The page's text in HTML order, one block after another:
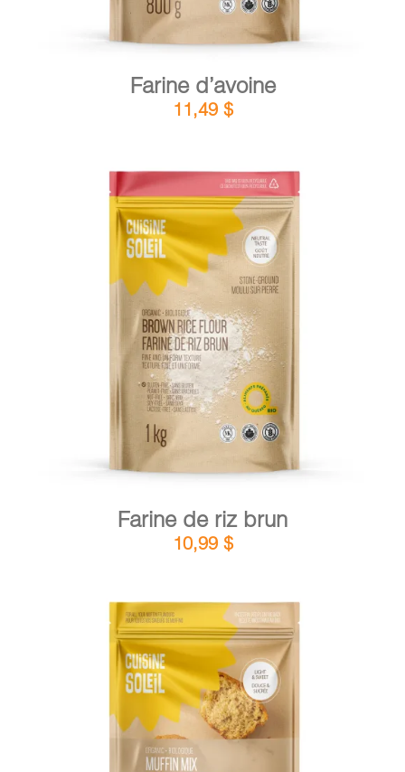
Farine d’avoine
11,49 $
AJOUTER AU PANIER DÉTAILS
Farine de riz brun
10,99 $
AJOUTER AU PANIER